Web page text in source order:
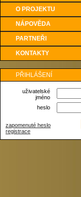
O PROJEKTU
NÁPOVĚDA
PARTNEŘI
KONTAKTY
PŘIHLÁŠENÍ
uživatelské
jméno
heslo
zapomenuté heslo
registrace